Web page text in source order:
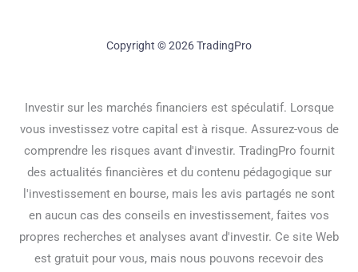
Copyright © 2026 TradingPro
Investir sur les marchés financiers est spéculatif. Lorsque
vous investissez votre capital est à risque. Assurez-vous de
comprendre les risques avant d'investir. TradingPro fournit
des actualités financières et du contenu pédagogique sur
l'investissement en bourse, mais les avis partagés ne sont
en aucun cas des conseils en investissement, faites vos
propres recherches et analyses avant d'investir. Ce site Web
est gratuit pour vous, mais nous pouvons recevoir des